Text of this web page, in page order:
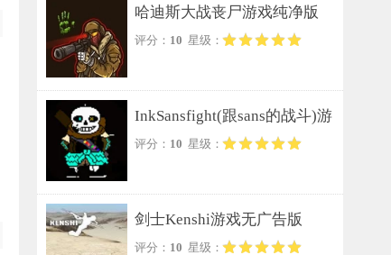
哈迪斯大战丧尸游戏纯净版
评分： 10 星级：
InkSansfight(跟sans的战斗)游
戏纯净版
评分： 10 星级：
剑士Kenshi游戏无广告版
评分： 10 星级：